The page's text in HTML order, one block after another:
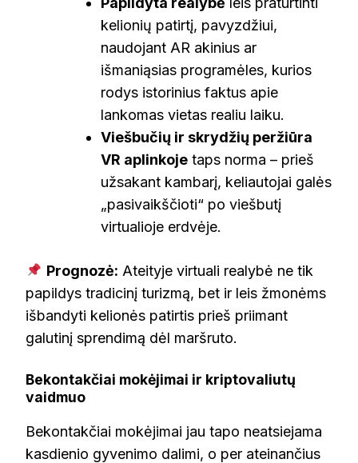
kelionių patirtį, pavyzdžiui,
naudojant AR akinius ar
išmaniąsias programėles, kurios
rodys istorinius faktus apie
lankomas vietas realiu laiku.
Viešbučių ir skrydžių peržiūra
VR aplinkoje taps norma – prieš
užsakant kambarį, keliautojai galės
„pasivaikščioti“ po viešbutį
virtualioje erdvėje.
Prognozė: Ateityje virtuali realybė ne tik
papildys tradicinį turizmą, bet ir leis žmonėms
išbandyti kelionės patirtis prieš priimant
galutinį sprendimą dėl maršruto.
Bekontakčiai mokėjimai ir kriptovaliutų
vaidmuo
Bekontakčiai mokėjimai jau tapo neatsiejama
kasdienio gyvenimo dalimi, o per ateinančius